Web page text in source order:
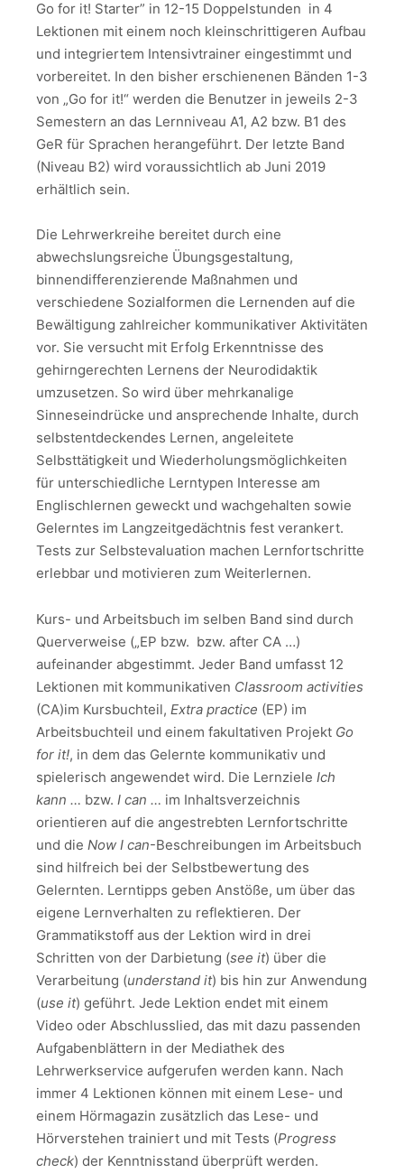
Go for it! Starter” in 12-15 Doppelstunden in 4
Lektionen mit einem noch kleinschrittigeren Aufbau
und integriertem Intensivtrainer eingestimmt und
vorbereitet. In den bisher erschienenen Bänden 1-3
von „Go for it!“ werden die Benutzer in jeweils 2-3
Semestern an das Lernniveau A1, A2 bzw. B1 des
GeR für Sprachen herangeführt. Der letzte Band
(Niveau B2) wird voraussichtlich ab Juni 2019
erhältlich sein.
Die Lehrwerkreihe bereitet durch eine
abwechslungsreiche Übungsgestaltung,
binnendifferenzierende Maßnahmen und
verschiedene Sozialformen die Lernenden auf die
Bewältigung zahlreicher kommunikativer Aktivitäten
vor. Sie versucht mit Erfolg Erkenntnisse des
gehirngerechten Lernens der Neurodidaktik
umzusetzen. So wird über mehrkanalige
Sinneseindrücke und ansprechende Inhalte, durch
selbstentdeckendes Lernen, angeleitete
Selbsttätigkeit und Wiederholungsmöglichkeiten
für unterschiedliche Lerntypen Interesse am
Englischlernen geweckt und wachgehalten sowie
Gelerntes im Langzeitgedächtnis fest verankert.
Tests zur Selbstevaluation machen Lernfortschritte
erlebbar und motivieren zum Weiterlernen.
Kurs- und Arbeitsbuch im selben Band sind durch
Querverweise („EP bzw. bzw. after CA …)
aufeinander abgestimmt. Jeder Band umfasst 12
Lektionen mit kommunikativen Classroom activities
(CA)im Kursbuchteil, Extra practice (EP) im
Arbeitsbuchteil und einem fakultativen Projekt Go
for it!, in dem das Gelernte kommunikativ und
spielerisch angewendet wird. Die Lernziele Ich
kann … bzw. I can … im Inhaltsverzeichnis
orientieren auf die angestrebten Lernfortschritte
und die Now I can-Beschreibungen im Arbeitsbuch
sind hilfreich bei der Selbstbewertung des
Gelernten. Lerntipps geben Anstöße, um über das
eigene Lernverhalten zu reflektieren. Der
Grammatikstoff aus der Lektion wird in drei
Schritten von der Darbietung (see it) über die
Verarbeitung (understand it) bis hin zur Anwendung
(use it) geführt. Jede Lektion endet mit einem
Video oder Abschlusslied, das mit dazu passenden
Aufgabenblättern in der Mediathek des
Lehrwerkservice aufgerufen werden kann. Nach
immer 4 Lektionen können mit einem Lese- und
einem Hörmagazin zusätzlich das Lese- und
Hörverstehen trainiert und mit Tests (Progress
check) der Kenntnisstand überprüft werden.